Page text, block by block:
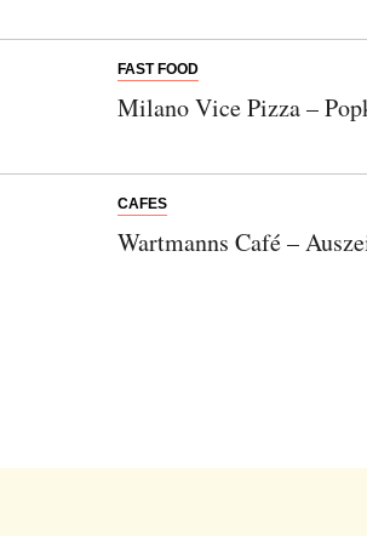
FAST FOOD
Milano Vice Pizza –
CAFES
Wartmanns Café –